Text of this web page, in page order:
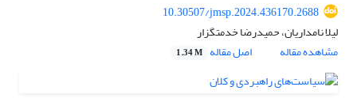
10.30507/jmsp.2024.436170.2688
لیلا نامداریان، حمیدرضا خدمتگزار
مشاهده مقاله
اصل مقاله 1.34 M